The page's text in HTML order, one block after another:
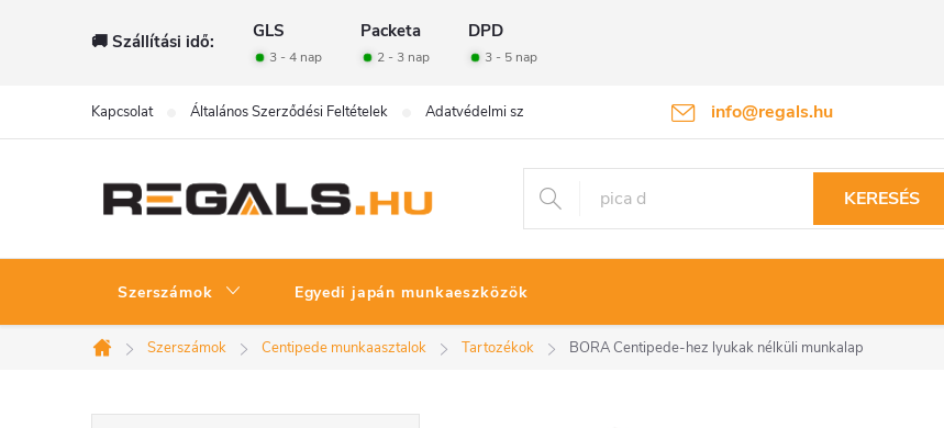
tartalomhoz
🚚 Szállítási idő: GLS Packeta DPD
3 - 4 nap 2 - 3 nap 3 - 5 nap
info@regals.hu
Kapcsolat Általános Szerződési Feltételek Adatvédelmi szabályzat Termékvisszaküldés
KERESÉS
Szerszámok Egyedi japán munkaeszközök
Kezdőlap
Szerszámok Centipede munkaasztalok Tartozékok BORA Centipede-hez lyukak nélküli munkalap